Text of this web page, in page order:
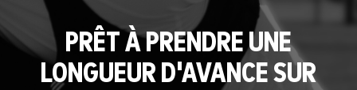
PRÊT À PRENDRE UNE
LONGUEUR D'AVANCE SUR